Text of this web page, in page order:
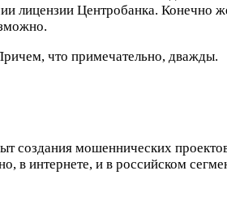
лицензии Центробанка. Конечно
что примечательно, дважды.
создания мошеннических
интернете, и в российском